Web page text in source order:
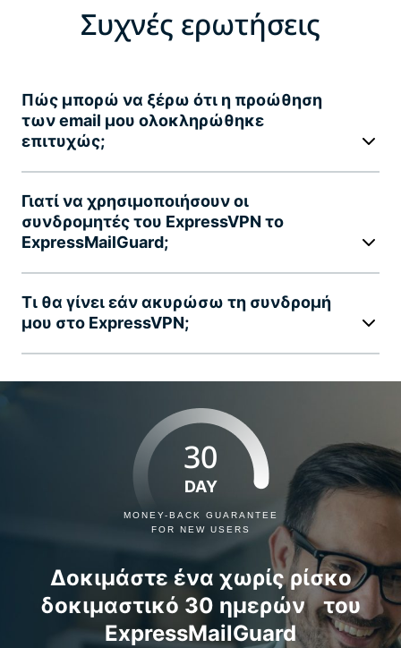
Συχνές ερωτήσεις
Πώς μπορώ να ξέρω ότι η προώθηση
των email μου ολοκληρώθηκε
επιτυχώς;
Γιατί να χρησιμοποιήσουν οι
συνδρομητές του ExpressVPN το
ExpressMailGuard;
Τι θα γίνει εάν ακυρώσω τη συνδρομή
μου στο ExpressVPN;
30
DAY
MONEY-BACK GUARANTEE
FOR NEW USERS
Δοκιμάστε ένα χωρίς ρίσκο
δοκιμαστικό 30 ημερών του
ExpressMailGuard